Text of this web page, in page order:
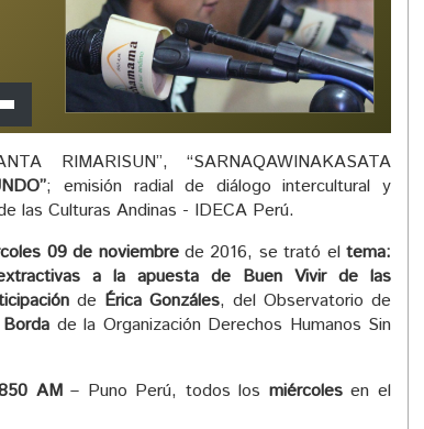
abajo
RIMARISUN”, “SARNAQAWINAKASATA
; emisión radial de diálogo intercultural y
las Culturas Andinas - IDECA Perú.
09 de noviembrede 2016, se trató eltema:
a la apuesta de Buen Vivir de las
de Érica Gonzáles, del Observatorio de
de la Organización Derechos Humanos Sin
AM– Puno Perú, todos los miércolesen el